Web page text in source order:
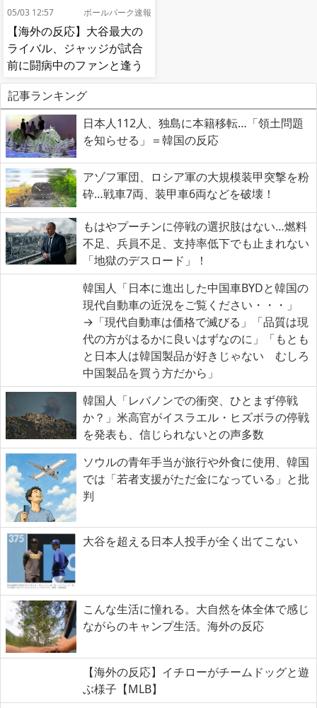
05/03 12:57 ボールパーク速報
【海外の反応】大谷最大の
ライバル、ジャッジが試合
前に闘病中のファンと逢う
【MLB】
記事ランキング
日本人112人、独島に本籍移転…「領土問題
を知らせる」＝韓国の反応
アゾフ軍団、ロシア軍の大規模装甲突撃を粉
砕…戦車7両、装甲車6両などを破壊！
もはやプーチンに停戦の選択肢はない…燃料
不足、兵員不足、支持率低下でも止まれない
「地獄のデスロード」！
韓国人「日本に進出した中国車BYDと韓国の
現代自動車の近況をご覧ください・・・」
→「現代自動車は価格で滅びる」「品質は現
代の方がはるかに良いはずなのに」「もとも
と日本人は韓国製品が好きじゃない むしろ
中国製品を買う方だから」
韓国人「レバノンでの衝突、ひとまず停戦
か？」米高官がイスラエル・ヒズボラの停戦
を発表も、信じられないとの声多数
ソウルの青年手当が旅行や外食に使用、韓国
では「若者支援がただ金になっている」と批
判
大谷を超える日本人投手が全く出てこない
こんな生活に憧れる。大自然を体全体で感じ
ながらのキャンプ生活。海外の反応
【海外の反応】イチローがチームドッグと遊
ぶ様子【MLB】